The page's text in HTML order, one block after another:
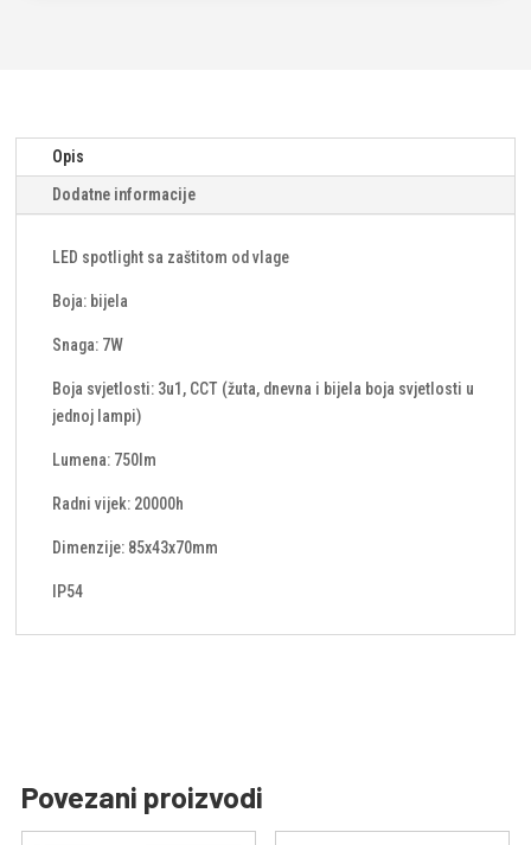
Opis
Dodatne informacije
LED spotlight sa zaštitom od vlage
Boja: bijela
Snaga: 7W
Boja svjetlosti: 3u1, CCT (žuta, dnevna i bijela boja svjetlosti u
jednoj lampi)
Lumena: 750lm
Radni vijek: 20000h
Dimenzije: 85x43x70mm
IP54
Povezani proizvodi